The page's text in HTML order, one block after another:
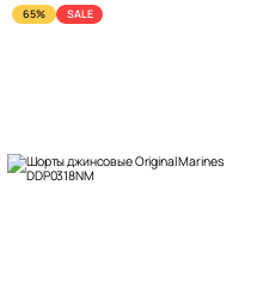
65% SALE